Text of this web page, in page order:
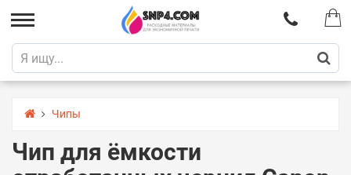
Чипы
Чип для ёмкости